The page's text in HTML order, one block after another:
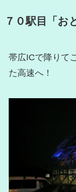
７０駅目「お
帯広ICで降りて
た高速へ！